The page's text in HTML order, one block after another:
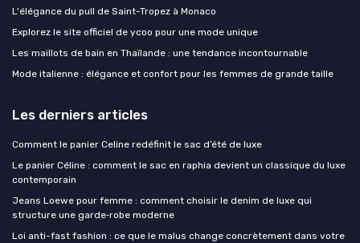
L'élégance du pull de Saint-Tropez à Monaco
Explorez le site officiel de ycoo pour une mode unique
Les maillots de bain en Thaïlande : une tendance incontournable
Mode italienne : élégance et confort pour les femmes de grande taille
Les derniers articles
Comment le panier Celine redéfinit le sac d’été de luxe
Le panier Céline : comment le sac en raphia devient un classique du luxe
contemporain
Jeans Loewe pour femme : comment choisir le denim de luxe qui
structure une garde‑robe moderne
Loi anti-fast fashion : ce que le malus change concrètement dans votre